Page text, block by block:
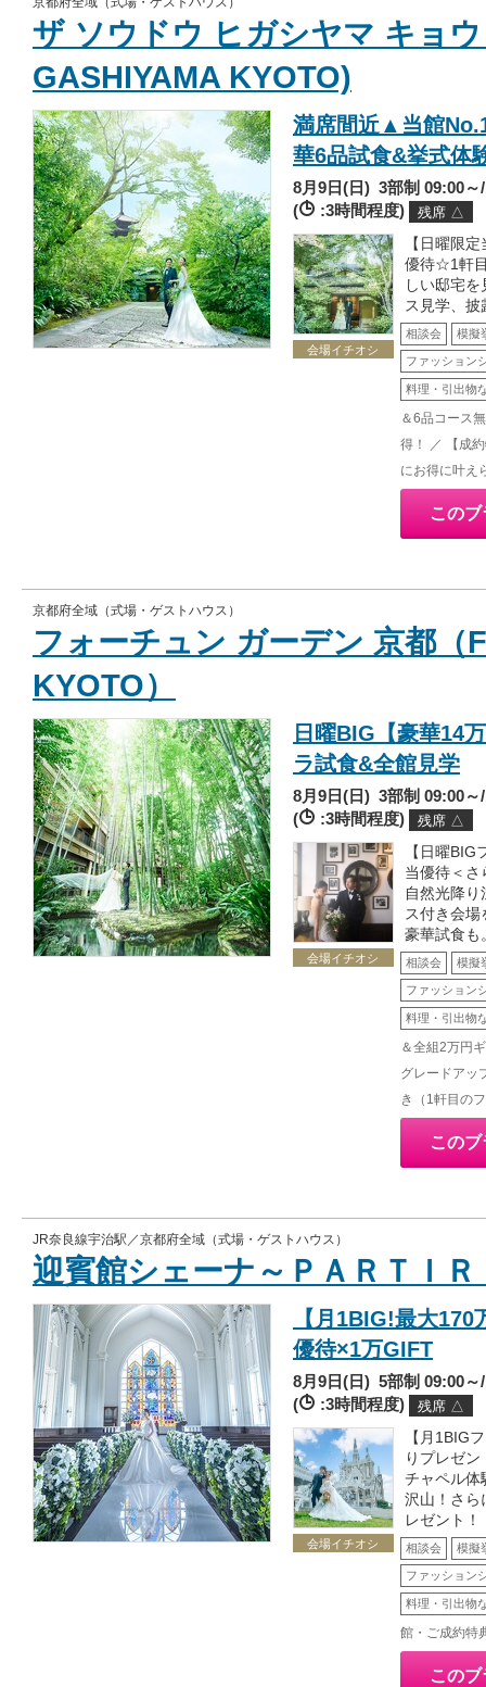
ザ ソウドウ ヒガシヤマ キョ
GASHIYAMA KYOTO)
満席間近▲当館
華6品試食&挙式体
8月9日(日)3部制 09:00～/
(
:3時間程度) 残席 △
会場イチオシ
【日曜限
優待☆1軒
しい邸宅
ス見学、
相談会 模擬
ファッション
料理・引出物
＆6品コース
得！ ／ 【成
にお得に叶え
この
京都府全域（式場・ゲストハウス）
フォーチュン ガーデン 京都（
KYOTO）
日曜BIG【豪華14
ラ試食&全館見学
8月9日(日)3部制 09:00～/
(
:3時間程度) 残席 △
会場イチオシ
【日曜
当優待＜
自然光降
ス付き会場
豪華試食も
相談会 模擬
ファッション
料理・引出物
＆全組2万円
グレードアッ
き（1軒目の
この
JR奈良線宇治駅／京都府全域（式場・ゲストハウス）
迎賓館シェーナ～ＰＡＲＴＩ
【月1BIG!最大
優待×1万GIFT
8月9日(日)5部制 09:00～/
(
:3時間程度) 残席 △
会場イチオシ
【月1BIG
りプレゼ
チャペル体
沢山！さら
レゼント！
相談会 模擬
ファッション
料理・引出物
館・ご成約特
この